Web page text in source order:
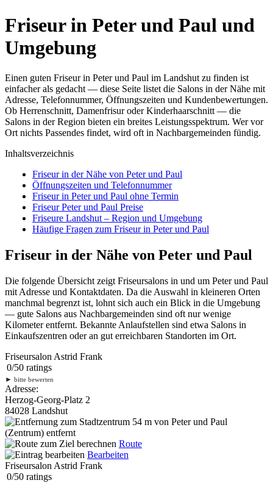
Friseur in Peter und Paul und
Umgebung
Einen guten Friseur in Peter und Paul im Landshut zu finden ist
einfacher als gedacht — diese Seite listet die Salons in der Nähe mit
Adresse, Telefonnummer, Öffnungszeiten und Kundenbewertungen.
Ob Herrenschnitt, Damenfrisur oder Kinderhaarschnitt — die
Salons in der Region bieten ein breites Leistungsspektrum. Wer vor
Ort nichts Passendes findet, wird oft in Nachbargemeinden fündig.
Inhaltsverzeichnis
Friseur in der Nähe von Peter und Paul
Öffnungszeiten und Telefonnummer
Friseur in Peter und Paul ohne Termin
Friseur Peter und Paul Preise
Friseure Landshut – Region und Umgebung
Häufige Fragen zum Friseur in Peter und Paul
Friseur in der Nähe von Peter und Paul
Die folgende Übersicht zeigt Friseursalons in und um Peter und Paul
mit Adresse und Kontaktdaten. Da die Auswahl in kleineren Orten
manchmal begrenzt ist, lohnt sich auch ein Blick in die Umgebung
— gute Salons aus Nachbargemeinden sind oft nur wenige
Kilometer entfernt. Bekannte Anlaufstellen sind etwa Salons in
Einkaufszentren oder an gut erreichbaren Standorten im Ort.
Friseursalon Astrid Frank
0/50 ratings
► bitte bewerten
Adresse:
Herzog-Georg-Platz 2
84028 Landshut
54 m von Peter und Paul
(Zentrum) entfernt
Route
Bearbeiten
Friseursalon Astrid Frank
0/50 ratings